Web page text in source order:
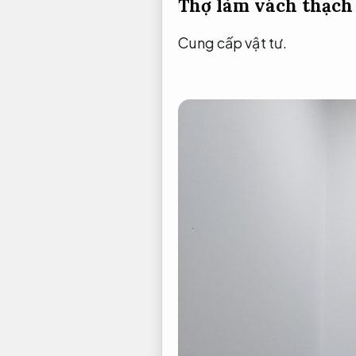
Thợ làm vách thạch
Cung cấp vật tư.